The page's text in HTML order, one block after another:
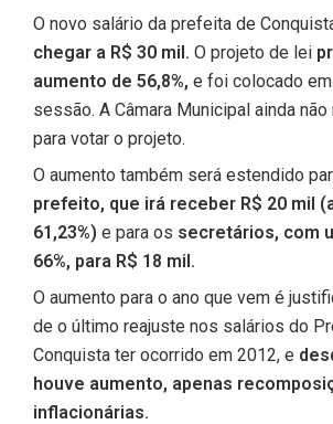
O novo salário da prefeita de
chegar a R$ 30 mil. O projeto de lei
aumento de 56,8%, e foi colocado
sessão. A Câmara Municipal ainda não
para votar o projeto.
O aumento também será estendido
prefeito, que irá receber R$ 20 mil
61,23%) e para os secretários, com
66%, para R$ 18 mil.
O aumento para o ano que vem é
de o último reajuste nos salários do
Conquista ter ocorrido em 2012, e
houve aumento, apenas
inflacionárias.